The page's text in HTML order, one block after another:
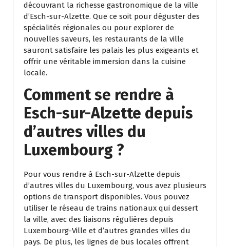
découvrant la richesse gastronomique de la ville
d’Esch-sur-Alzette. Que ce soit pour déguster des
spécialités régionales ou pour explorer de
nouvelles saveurs, les restaurants de la ville
sauront satisfaire les palais les plus exigeants et
offrir une véritable immersion dans la cuisine
locale.
Comment se rendre à
Esch-sur-Alzette depuis
d’autres villes du
Luxembourg ?
Pour vous rendre à Esch-sur-Alzette depuis
d’autres villes du Luxembourg, vous avez plusieurs
options de transport disponibles. Vous pouvez
utiliser le réseau de trains nationaux qui dessert
la ville, avec des liaisons régulières depuis
Luxembourg-Ville et d’autres grandes villes du
pays. De plus, les lignes de bus locales offrent